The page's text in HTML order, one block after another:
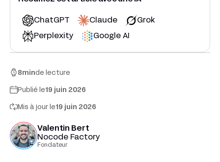
ChatGPT Claude Grok
Perplexity Google AI
8minde lecture
Publié le19 juin 2026
Mis à jour le19 juin 2026
Valentin Bert
Nocode Factory
Fondateur